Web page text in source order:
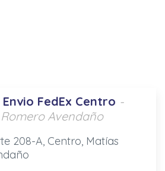
FedEx Centro -
Avendaño
208-A, Centro, Matías